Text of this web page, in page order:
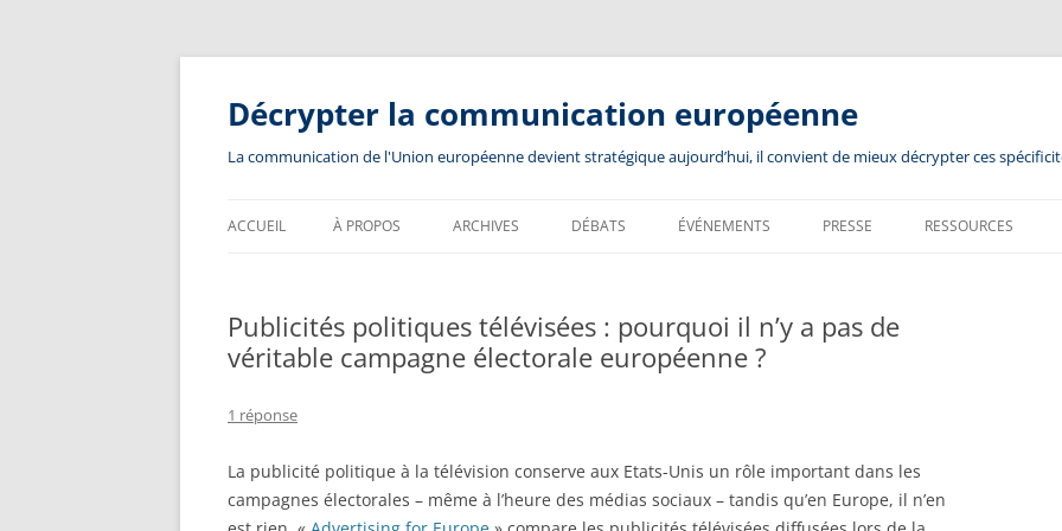
Aller
contenu
Décrypter la communication européenne
La communication de l'Union européenne devient stratégique aujourd’hui, il convient de mieux décrypter ces
ACCUEIL À PROPOS ARCHIVES DÉBATS ÉVÉNEMENTS PRESSE RESSOURCES
Publicités politiques télévisées : pourquoi il n’y a pas de
véritable campagne électorale européenne ?
1 réponse
La publicité politique à la télévision conserve aux Etats-Unis un rôle important dans les
campagnes électorales – même à l’heure des médias sociaux – tandis qu’en Europe, il n’en